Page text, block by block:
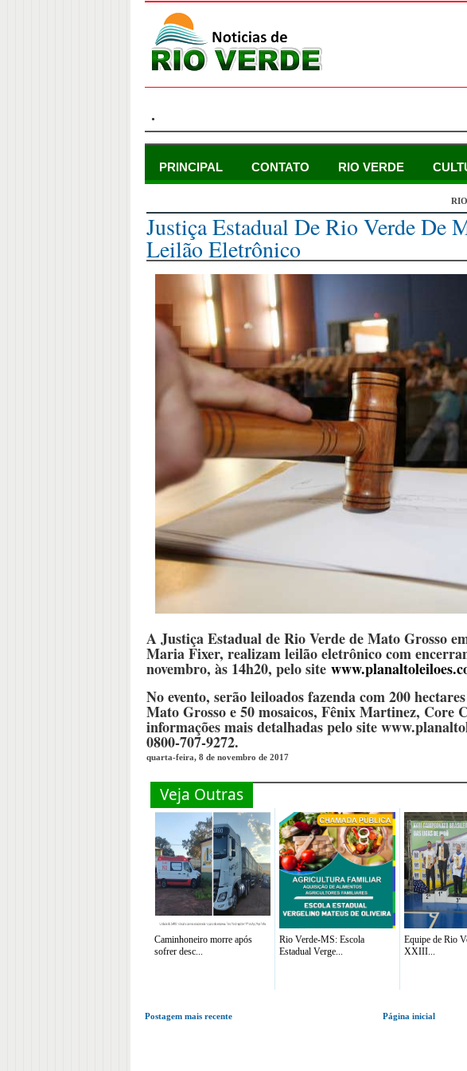
.
PRINCIPAL CONTATO RIO VERDE
Justiça Estadual De Rio Verde De
Leilão Eletrônico
A Justiça Estadual de Rio Verde de Mato Grosso
Maria Fixer, realizam leilão eletrônico com
novembro, às 14h20, pelo site
No evento, serão leiloados fazenda com 200
Mato Grosso e 50 mosaicos, Fênix Martinez, Core
informações mais detalhadas pelo site
0800-707-9272.
quarta-feira, 8 de novembro de 2017
Veja Outras
Caminhoneiro morre após
sofrer desc...
Rio Verde-MS: Escola
Estadual Verge...
Equipe de Rio
XXIII...
Postagem mais recente Página inicial